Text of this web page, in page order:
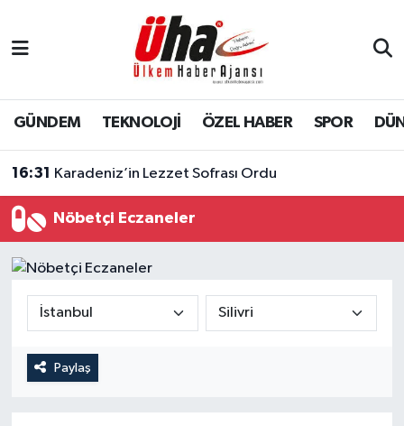
GÜNDEM TEKNOLOJİ ÖZEL HABER SPOR
16:31 Karadeniz’in Lezzet Sofrası Ordu
Nöbetçi Eczaneler
Paylaş
İstanbul Nöbetçi Eczaneler
İstanbul Hava Durumu
Tüm Manşetler